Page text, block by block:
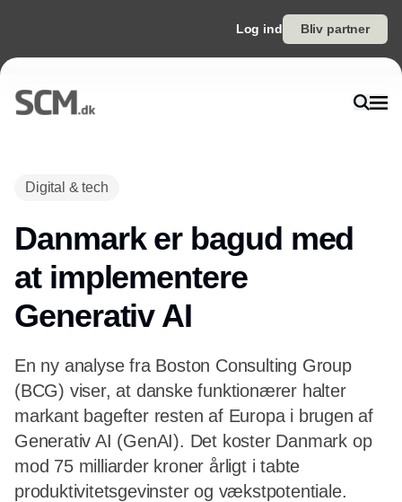
Log ind Bliv partner
Digital & tech
Danmark er bagud med
at implementere
Generativ AI
En ny analyse fra Boston Consulting Group
(BCG) viser, at danske funktionærer halter
markant bagefter resten af Europa i brugen af
Generativ AI (GenAI). Det koster Danmark op
mod 75 milliarder kroner årligt i tabte
produktivitetsgevinster og vækstpotentiale.